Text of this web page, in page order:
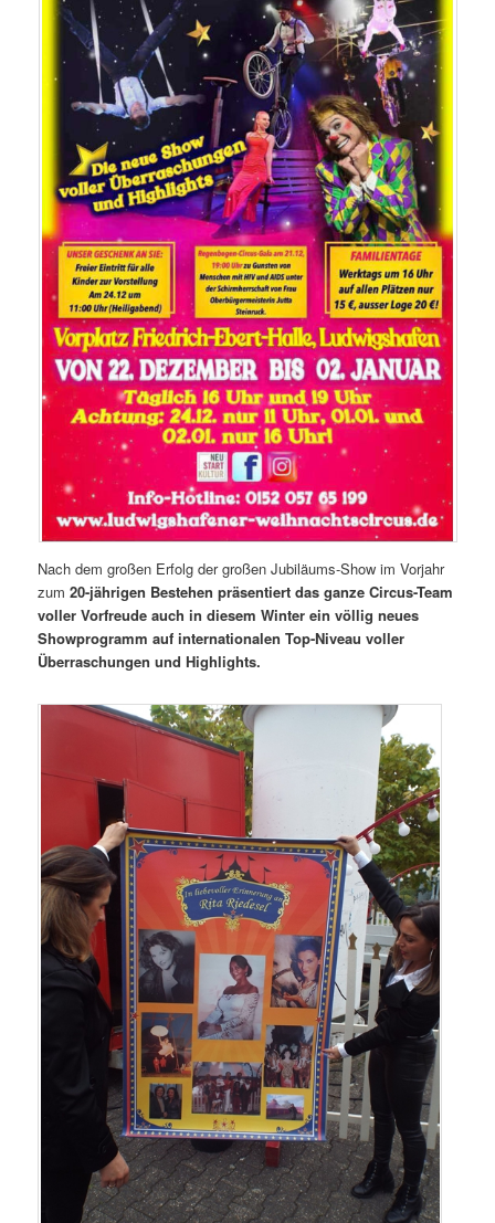
Nach dem großen Erfolg der großen Jubiläums-Show im Vorjahr
zum20-jährigen Bestehen präsentiert das ganze Circus-Team
voller Vorfreude auch in diesem Winter ein völlig neues
Showprogramm auf internationalen Top-Niveau voller
Überraschungen und Highlights.